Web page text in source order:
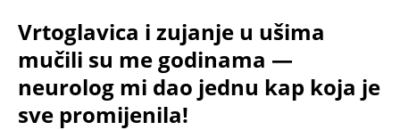
Vrtoglavica i zujanje u ušima
mučili su me godinama —
neurolog mi dao jednu kap koja je
sve promijenila!